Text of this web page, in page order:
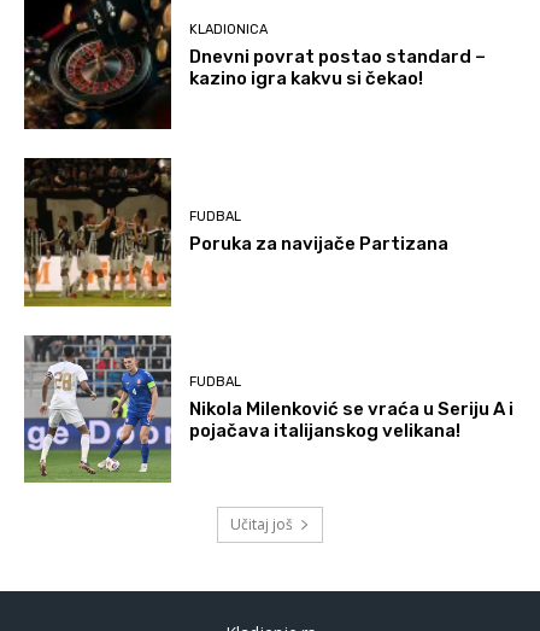
KLADIONICA
Dnevni povrat postao standard –
kazino igra kakvu si čekao!
FUDBAL
Poruka za navijače Partizana
FUDBAL
Nikola Milenković se vraća u Seriju A i
pojačava italijanskog velikana!
Učitaj još